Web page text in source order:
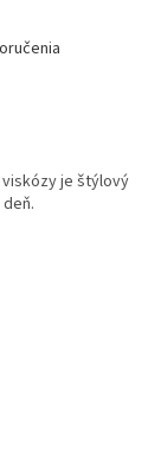
je štýlový